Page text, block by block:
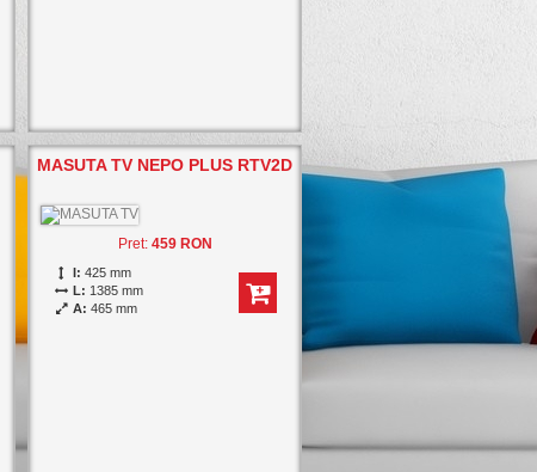
MASUTA TV NEPO PLUS RTV2D
Pret:459 RON
I: 425 mm
L: 1385 mm
A: 465 mm